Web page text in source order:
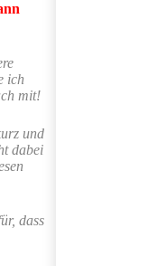
ich
mit!
und
dabei
dass